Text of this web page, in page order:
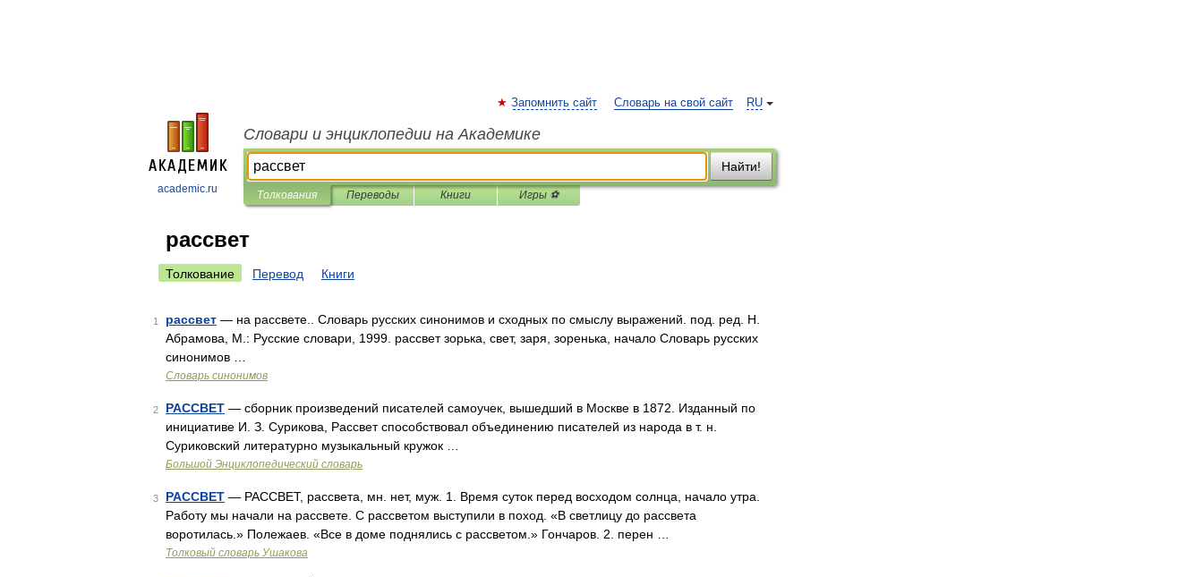
academic.ru
RU
Запомнить сайт Словарь на свой сайт
Словари и энциклопедии на Академике
Найти!
Толкования Переводы Книги Игры ⚽
рассвет
Толкование Перевод Книги
1 рассвет — на рассвете.. Словарь русских синонимов и сходных по смыслу выражений. под. ред. Н.
Абрамова, М.: Русские словари, 1999. рассвет зорька, свет, заря, зоренька, начало Словарь русских
синонимов …
Словарь синонимов
2 РАССВЕТ — сборник произведений писателей самоучек, вышедший в Москве в 1872. Изданный по
инициативе И. З. Сурикова, Рассвет способствовал объединению писателей из народа в т. н.
Суриковский литературно музыкальный кружок …
Большой Энциклопедический словарь
3 РАССВЕТ — РАССВЕТ, рассвета, мн. нет, муж. 1. Время суток перед восходом солнца, начало утра.
Работу мы начали на рассвете. С рассветом выступили в поход. «В светлицу до рассвета
воротилась.» Полежаев. «Все в доме поднялись с рассветом.» Гончаров. 2. перен …
Толковый словарь Ушакова